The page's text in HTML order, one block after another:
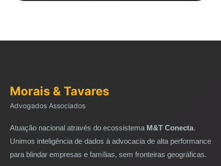
Morais & Tavares
Advogados Associados
Atuação nacional através do ecossistema M&T Conecta.
Unimos inteligência de dados à advocacia de alta performance
para blindar empresas e famílias, sem fronteiras geográficas.